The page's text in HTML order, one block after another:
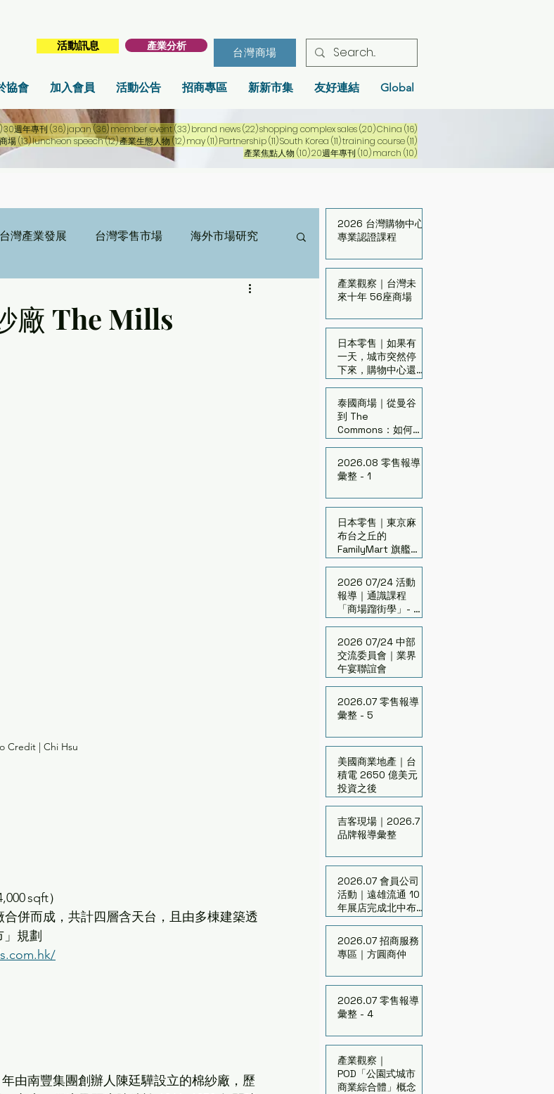
活動訊息 產業分析
台灣商場
協會 加入會員 活動公告 招商專區 新新市集 友好連結 Global
137 篇文章
30週年專刊 (36)36 篇文章
japan (36)36 篇文章
member event(33)33 篇文章
brand news(22)22 篇文章
shopping complex sales(20)20 篇文章
China (16)16 篇文章
章
場(13)13 篇文章
luncheon speech(12)12 篇文章
產業生態人物 (12)12 篇文章
may(11)11 篇文章
Partnership(11)11 篇文章
South Korea (11)11 篇文章
training course(11)11 篇文章
產業焦點人物 (10)10 篇文章
20週年專刊 (10)10 篇文章
march (10)10 篇文章
台灣產業發展 台灣零售市場 海外市場研究
廠 The Mills
Credit | Chi Hsu
sqft）
合併而成，共計四層含天台，且由多棟建築透
規劃
由南豐集團創辦人陳廷驊設立的棉紗廠，歷
2026 台灣購物中心
專業認證課程
產業觀察｜台灣未
來十年 56座商場
日本零售｜如果有
一天，城市突然停
下來，購物中心還
剩下什麼價值？
泰國商場｜從曼谷
到 The
Commons：如何啟
發老舊百貨再生
2026.08 零售報導
彙整 - 1
日本零售｜東京麻
布台之丘的
FamilyMart 旗艦店
「FAMIMA」開幕
2026 07/24 活動
報導｜通識課程
「商場蹓街學」- 台
中場
2026 07/24 中部
交流委員會｜業界
午宴聯誼會
2026.07 零售報導
彙整 - 5
美國商業地產｜台
積電 2650 億美元
投資之後
吉客現場｜2026.7
品牌報導彙整
2026.07 會員公司
活動｜遠雄流通 10
年展店完成北中布
局
2026.07 招商服務
專區｜方圓商仲
2026.07 零售報導
彙整 - 4
產業觀察｜
POD「公園式城市
商業綜合體」概念